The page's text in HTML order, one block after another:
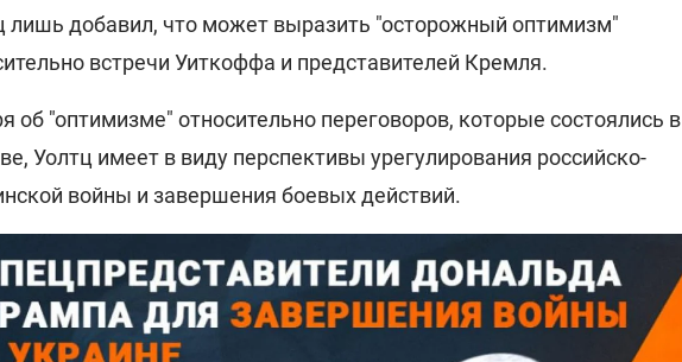
лишь добавил, что может выразить "осторожный оптимизм"
встречи Уиткоффа и представителей Кремля.
об "оптимизме" относительно переговоров, которые состоялись в
Уолтц имеет в виду перспективы урегулирования российско-
войны и завершения боевых действий.